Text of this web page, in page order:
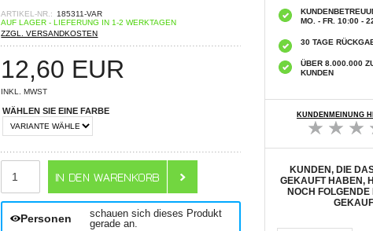
ARTIKEL-NR.:
185311-VAR
AUF LAGER - LIEFERUNG IN 1-2 WERKTAGEN
ZZGL. VERSANDKOSTEN
12,60 EUR
INKL. MWST
WÄHLEN SIE EINE FARBE
Personen
schauen sich dieses Produkt
gerade an.
MO. - FR. 10:00 -
30 TAGE
ÜBER 8.000.000
KUNDEN
KUNDENMEINUNG
KUNDEN, DIE
GEKAUFT HABEN,
NOCH